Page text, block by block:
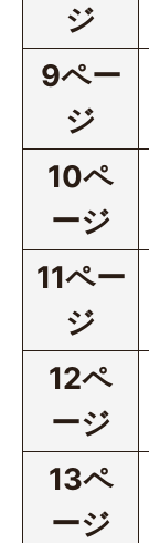
ジ
9ペー
ジ
10ペ
ージ
11ペー
ジ
12ペ
ージ
13ペ
ージ